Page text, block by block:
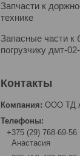
Запчасти к
технике
Запасные части к
погрузчику дмт-
ООО ТД
+375 (29) 768-69-56
Анастасия